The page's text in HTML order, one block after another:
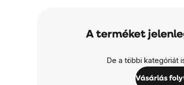
A terméket
De a többi kategóriát
Vásárlás